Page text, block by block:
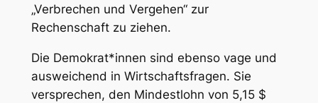
„Verbrechen und Vergehen“ zur
Rechenschaft zu ziehen.
Die Demokrat*innen sind ebenso vage und
ausweichend in Wirtschaftsfragen. Sie
versprechen, den Mindestlohn von 5,15 $